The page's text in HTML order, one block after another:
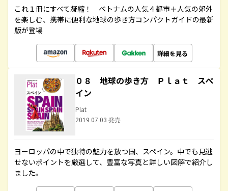
これ１冊にすべて凝縮！ ベトナムの人気４都市＋人気の郊外
を楽しむ、携帯に便利な地球の歩き方コンパクトガイドの最新
版が登場
詳細を見る
０８ 地球の歩き方 Ｐｌａｔ スペ
イン
Plat
2019.07.03 発売
ヨーロッパの中で独特の魅力を放つ国、スペイン。中でも見逃
せないポイントを厳選して、豊富な写真と詳しい図解で紹介し
ました。